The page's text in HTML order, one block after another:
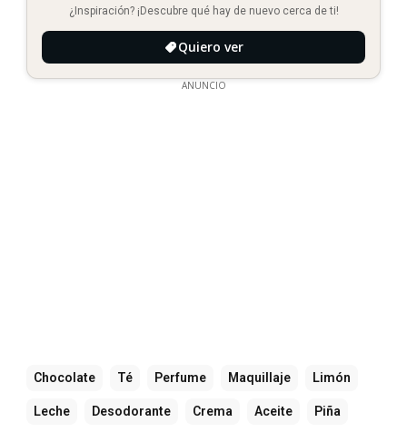
¿Inspiración? ¡Descubre qué hay de nuevo cerca de ti!
Quiero ver
ANUNCIO
Chocolate Té Perfume Maquillaje Limón
Leche Desodorante Crema Aceite Piña